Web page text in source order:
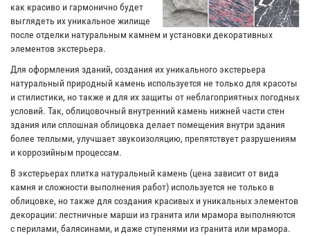
как красиво и гармонично будет
выглядеть их уникальное жилище
после отделки натуральным камнем и установки декоративных
элементов экстерьера.
Для оформления зданий, создания их уникального экстерьера
натуральный природный камень используется не только для красоты
и стилистики, но также и для их защиты от неблагоприятных погодных
условий. Так, облицовочный внутренний камень нижней части стен
здания или сплошная облицовка делает помещения внутри здания
более теплыми, улучшает звукоизоляцию, препятствует разрушениям
и коррозийным процессам.
В экстерьерах плитка натуральный камень (цена зависит от вида
камня и сложности выполнения работ) используется не только в
облицовке, но также для создания красивых и уникальных элементов
декорации: лестничные марши из гранита или мрамора выполняются
с перилами, балясинами, и даже ступенями из гранита или мрамора.